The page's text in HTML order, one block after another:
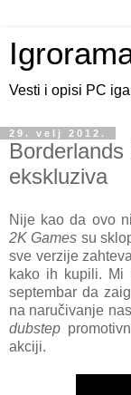
Vesti i opisi PC
29. velj 2012.
ekskluziva
Nije kao da ovo
2K Games su
sve verzije
kako ih kupili. Mi
septembar da
na naručivanje
dubstep
akciji.